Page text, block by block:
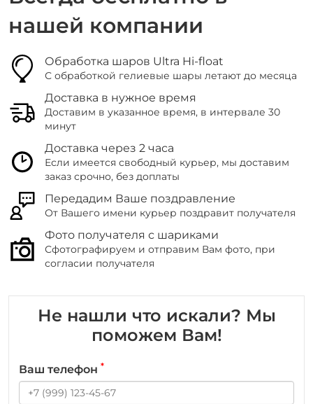
нашей компании
Обработка шаров Ultra Hi-float
С обработкой гелиевые шары летают до месяца
Доставка в нужное время
Доставим в указанное время, в интервале 30
минут
Доставка через 2 часа
Если имеется свободный курьер, мы доставим
заказ срочно, без доплаты
Передадим Ваше поздравление
От Вашего имени курьер поздравит получателя
Фото получателя с шариками
Сфотографируем и отправим Вам фото, при
согласии получателя
Не нашли что искали? Мы
поможем Вам!
Ваш телефон *